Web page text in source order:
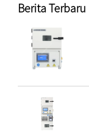
Berita Terbaru